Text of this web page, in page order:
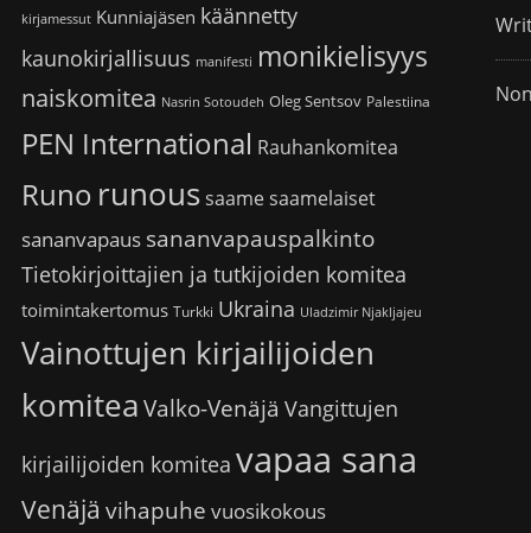
kirjamessut Kunniajäsen käännetty
kaunokirjallisuus manifesti monikielisyys
naiskomitea Nasrin Sotoudeh Oleg Sentsov Palestiina
PEN International Rauhankomitea
Runo runoussaamesaamelaiset
sananvapaus sananvapauspalkinto
Tietokirjoittajien ja tutkijoiden komitea
toimintakertomus Turkki Ukraina Uladzimir Njakljajeu
Vainottujen kirjailijoiden
komitea Valko-Venäjä Vangittujen
kirjailijoiden komitea vapaa sana
Venäjä vihapuhe vuosikokous